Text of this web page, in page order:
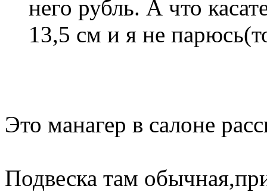
него рубль. А что
13,5 см и я не
Это манагер в салоне
Подвеска там